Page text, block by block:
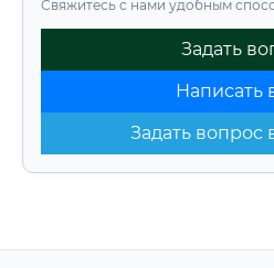
Свяжитесь с нами удобным
Задать
Написать
Задать вопрос